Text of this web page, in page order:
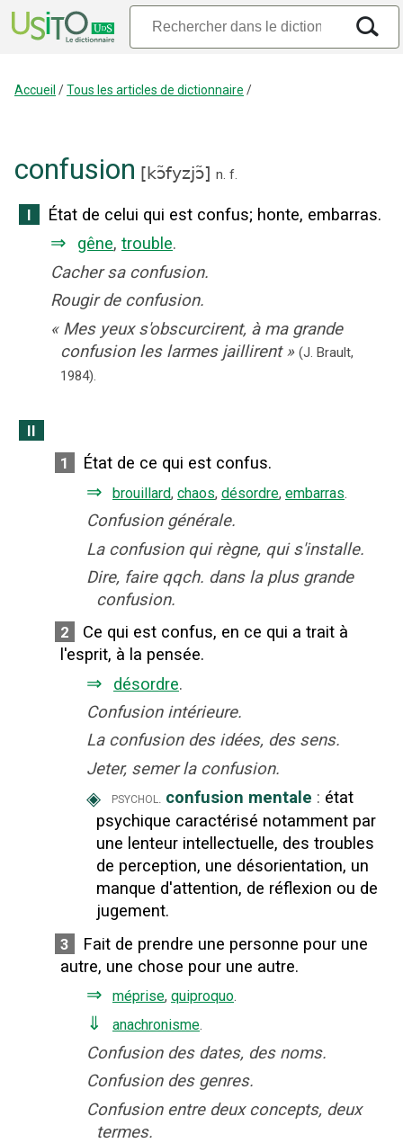
Accueil /Tous les articles de dictionnaire /
confusion [kɔ̃fyzjɔ̃] n. f.
I État de celui qui est confus; honte, embarras.
⇒ gêne, trouble.
Cacher sa confusion.
Rougir de confusion.
« Mes yeux s'obscurcirent, à ma grande
confusion les larmes jaillirent » (J. Brault,
1984).
II
1
État de ce qui est confus.
⇒ brouillard, chaos, désordre, embarras.
Confusion générale.
La confusion qui règne, qui s'installe.
Dire, faire qqch. dans la plus grande
confusion.
2
Ce qui est confus, en ce qui a trait à
l'esprit, à la pensée.
⇒ désordre.
Confusion intérieure.
La confusion des idées, des sens.
Jeter, semer la confusion.
◈ psychol. confusion mentale : état
psychique caractérisé notamment par
une lenteur intellectuelle, des troubles
de perception, une désorientation, un
manque d'attention, de réflexion ou de
jugement.
3
Fait de prendre une personne pour une
autre, une chose pour une autre.
⇒ méprise, quiproquo.
⇓ anachronisme.
Confusion des dates, des noms.
Confusion des genres.
Confusion entre deux concepts, deux
termes.